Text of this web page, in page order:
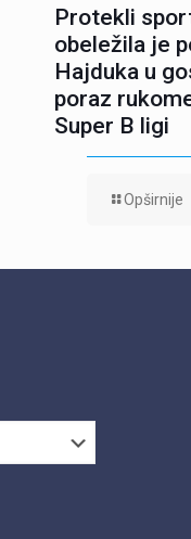
Protekli
obeležila je
Hajduka u
poraz
Super B ligi
Opširnije